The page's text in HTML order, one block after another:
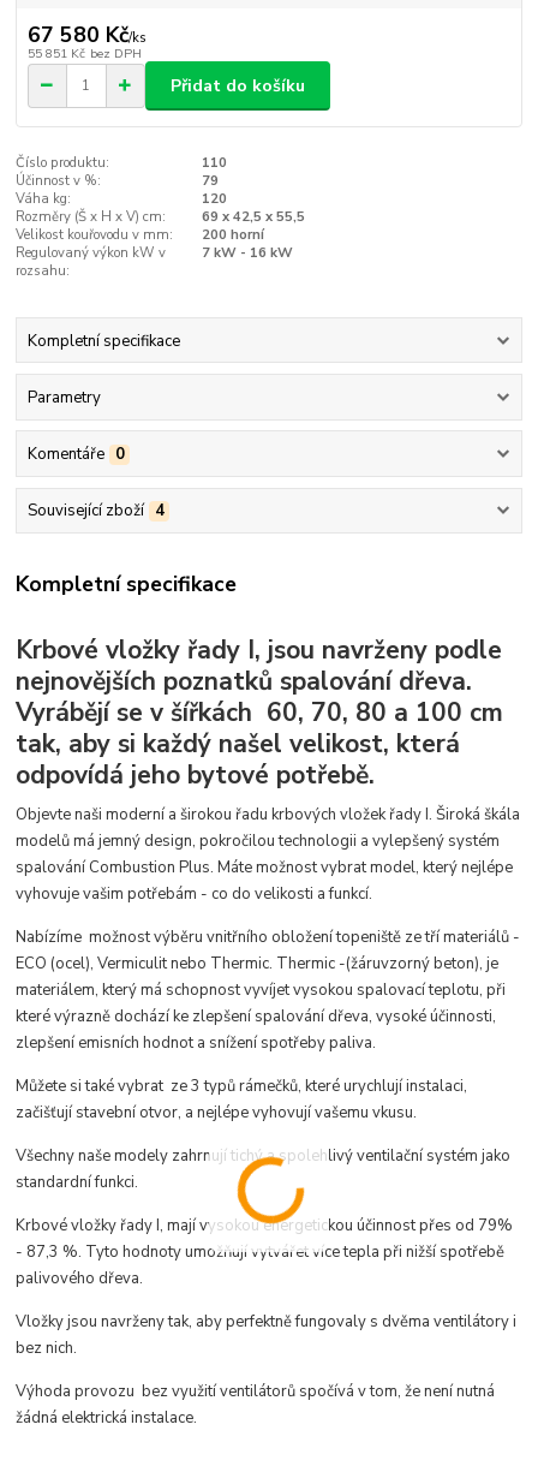
67 580 Kč/ks
55 851 Kč bez DPH
Přidat do košíku
Číslo produktu:
110
Účinnost v %:
79
Váha kg:
120
Rozměry (Š x H x V) cm:
69 x 42,5 x 55,5
Velikost kouřovodu v mm:
200 horní
Regulovaný výkon kW v
rozsahu:
7 kW - 16 kW
Kompletní specifikace
Parametry
Komentáře 0
Související zboží 4
Kompletní specifikace
Krbové vložky řady I, jsou navrženy podle
nejnovějších poznatků spalování dřeva.
Vyrábějí se v šířkách 60, 70, 80 a 100 cm
tak, aby si každý našel velikost, která
odpovídá jeho bytové potřebě.
Objevte naši moderní a širokou řadu krbových vložek řady I.Široká škála
modelů má jemný design, pokročilou technologii a vylepšený systém
spalování Combustion Plus. Máte možnost vybrat model, který nejlépe
vyhovuje vašim potřebám - co do velikosti a funkcí.
Nabízíme možnost výběru vnitřního obložení topeniště ze tří materiálů -
ECO (ocel), Vermiculit nebo Thermic. Thermic -(žáruvzorný beton), je
materiálem, který má schopnost vyvíjet vysokou spalovací teplotu, při
které výrazně dochází ke zlepšení spalování dřeva, vysoké účinnosti,
zlepšení emisních hodnot a snížení spotřeby paliva.
Můžete si také vybrat ze 3 typů rámečků, které urychlují instalaci,
začišťují stavební otvor, a nejlépe vyhovují vašemu vkusu.
Všechny naše modely zahrnují tichý a spolehlivý ventilační systém jako
standardní funkci.
Krbové vložky řady I, mají vysokou energetickou účinnost přes od 79%
- 87,3 %. Tyto hodnoty umožňují vytvářet více tepla při nižší spotřebě
palivového dřeva.
Vložky jsou navrženy tak, aby perfektně fungovaly s dvěma ventilátory i
bez nich.
Výhoda provozu bez využití ventilátorů spočívá v tom, že není nutná
žádná elektrická instalace.